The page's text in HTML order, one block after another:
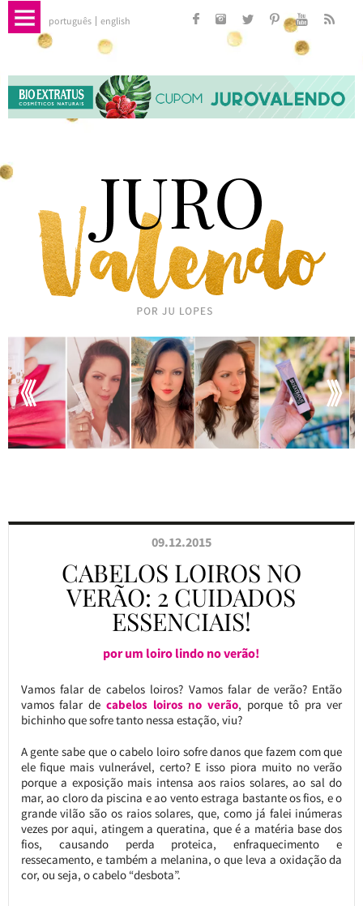
português english
09.12.2015
CABELOS LOIROS NO
VERÃO: 2 CUIDADOS
ESSENCIAIS!
por um loiro lindo no verão!
Vamos falar de cabelos loiros? Vamos falar de verão? Então
vamos falar de cabelos loiros no verão, porque tô pra ver
bichinho que sofre tanto nessa estação, viu?
A gente sabe que o cabelo loiro sofre danos que fazem com que
ele fique mais vulnerável, certo? E isso piora muito no verão
porque a exposição mais intensa aos raios solares, ao sal do
mar, ao cloro da piscina e ao vento estraga bastante os fios, e o
grande vilão são os raios solares, que, como já falei inúmeras
vezes por aqui, atingem a queratina, que é a matéria base dos
fios, causando perda proteica, enfraquecimento e
ressecamento, e também a melanina, o que leva a oxidação da
cor, ou seja, o cabelo “desbota”.